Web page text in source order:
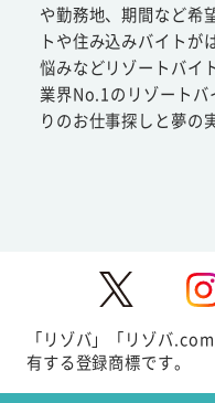
や勤務地、期間など希
トや住み込みバイトが
悩みなどリゾートバイ
業界No.1のリゾートバ
りのお仕事探しと夢の
「リゾバ」「リゾバ
有する登録商標です。